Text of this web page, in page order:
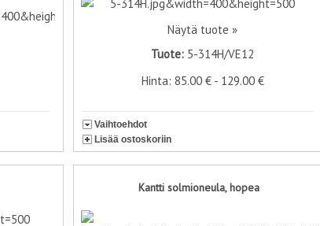
Näytä tuote »
Tuote: 5-314H/VE12
Hinta: 85.00 € - 129.00 €
Vaihtoehdot
Lisää ostoskoriin
Kantti solmioneula, hopea